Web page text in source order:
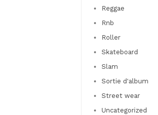
Reggae
Rnb
Roller
Skateboard
Slam
Sortie d'album
Street wear
Uncategorized